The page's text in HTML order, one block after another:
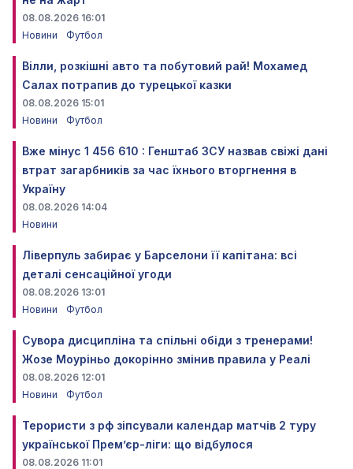
08.08.2026 16:01
Новини
Футбол
Вілли, розкішні авто та побутовий рай! Мохамед
Салах потрапив до турецької казки
08.08.2026 15:01
Новини
Футбол
Вже мінус 1 456 610 : Генштаб ЗСУ назвав свіжі дані
втрат загарбників за час їхнього вторгнення в
Україну
08.08.2026 14:04
Новини
Ліверпуль забирає у Барселони її капітана: всі
деталі сенсаційної угоди
08.08.2026 13:01
Новини
Футбол
Сувора дисципліна та спільні обіди з тренерами!
Жозе Моуріньо докорінно змінив правила у Реалі
08.08.2026 12:01
Новини
Футбол
Терористи з рф зіпсували календар матчів 2 туру
української Прем’єр-ліги: що відбулося
08.08.2026 11:01